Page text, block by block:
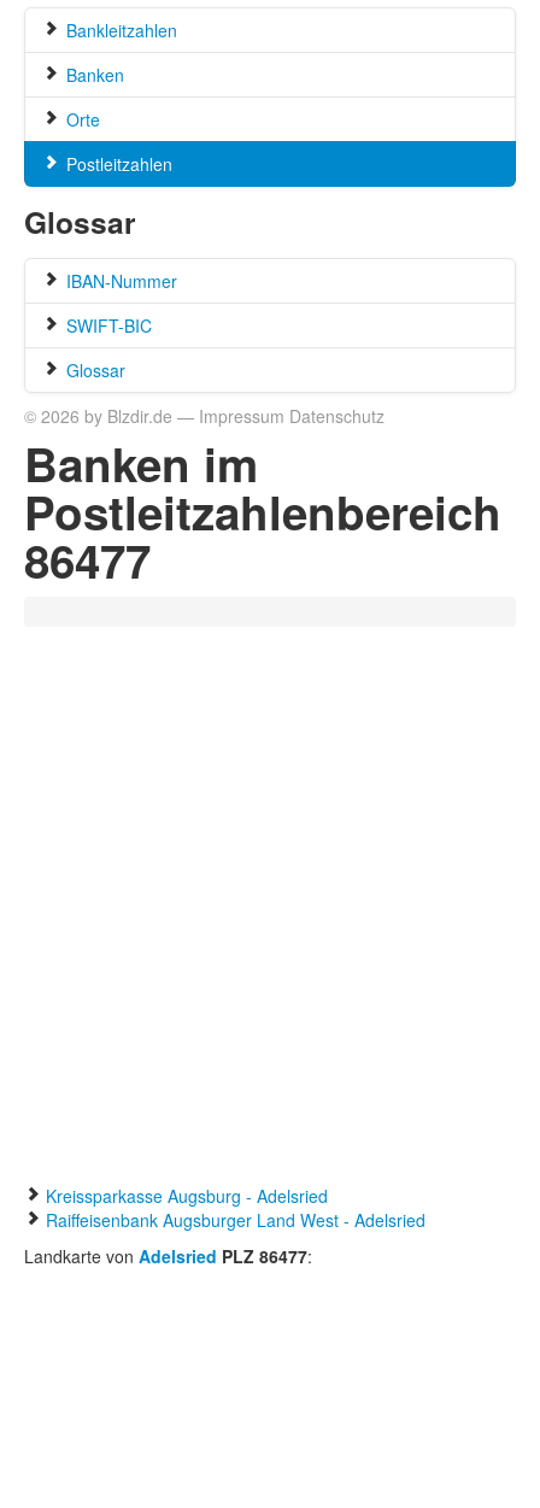
Bankleitzahlen
Banken
Orte
Postleitzahlen
Glossar
IBAN-Nummer
SWIFT-BIC
Glossar
© 2026 by Blzdir.de — Impressum Datenschutz
Banken im
Postleitzahlenbereich
86477
Kreissparkasse Augsburg - Adelsried
Raiffeisenbank Augsburger Land West - Adelsried
Landkarte von Adelsried PLZ 86477: